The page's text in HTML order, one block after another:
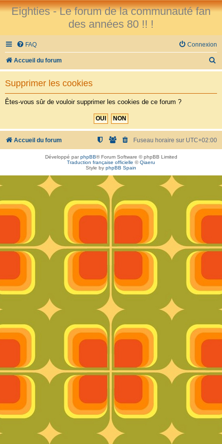
Eighties - Le forum de la communauté fan
des années 80 !! !
FAQ Connexion
Accueil du forum
e
h
r
Supprimer les cookies
Êtes-vous sûr de vouloir supprimer les cookies de ce forum ?
Accueil du forum Fuseau horaire sur UTC+02:00
Développé parphpBB® Forum Software © phpBB Limited
Traduction française officielle ©Qiaeru
Style by phpBB Spain